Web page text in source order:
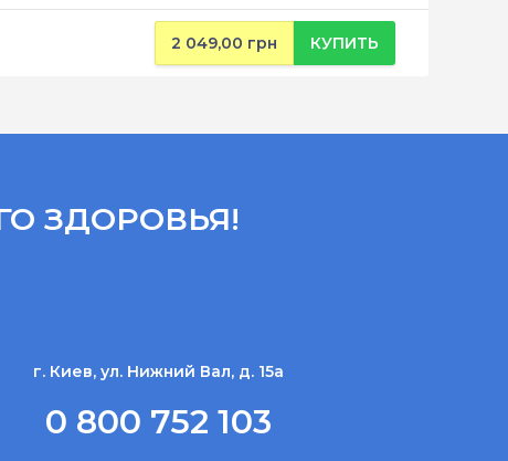
2 049,00 грн КУПИТЬ
ЗДОРОВЬЯ!
г. Киев, ул. Нижний Вал, д. 15а
0 800 752 103